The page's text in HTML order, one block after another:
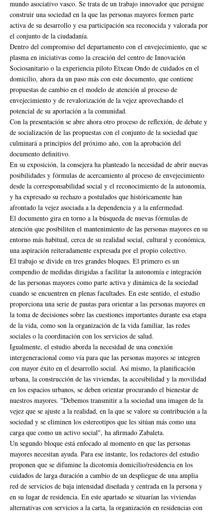
mundo asociativo vasco. Se trata de un trabajo innovador que persigue
construir una sociedad en la que las personas mayores formen parte
activa de su desarrollo y esa participación sea reconocida y valorada por
el conjunto de la ciudadanía.
Dentro del compromiso del departamento con el envejecimiento, que se
plasma en iniciativas como la creación del centro de Innovación
Sociosanitario o la experiencia piloto Etxean Ondo de cuidados en el
domicilio, ahora da un paso más con este documento, que contiene
propuestas de cambio en el modelo de atención al proceso de
envejecimiento y de revalorización de la vejez aprovechando el
potencial de su aportación a la comunidad.
Con la presentación se abre ahora otro proceso de reflexión, de debate y
de socialización de las propuestas con el conjunto de la sociedad que
culminará a principios del próximo año, con la aprobación del
documento definitivo.
En su exposición, la consejera ha planteado la necesidad de abrir nuevas
posibilidades y fórmulas de acercamiento al proceso de envejecimiento
desde la corresponsabilidad social y el reconocimiento de la autonomía,
y ha expresado su rechazo a postulados que históricamente han
afrontado la vejez asociada a la dependencia y a la enfermedad.
El documento gira en torno a la búsqueda de nuevas fórmulas de
atención que posibiliten el mantenimiento de las personas mayores en su
entorno más habitual, cerca de su realidad social, cultural y económica,
una aspiración reiteradamente expresada por el propio colectivo.
El trabajo se divide en tres grandes bloques. El primero es un
compendio de medidas dirigidas a facilitar la autonomía e integración
de las personas mayores como parte activa y dinámica de la sociedad
cuando se encuentren en plenas facultades. En este sentido, el estudio
proporciona una serie de pautas para orientar a las personas mayores en
la toma de decisiones sobre las cuestiones importantes durante esa etapa
de la vida, como son la organización de la vida familiar, las redes
sociales o la coordinación con los servicios de salud.
Igualmente, el estudio aborda la necesidad de una conexión
intergeneracional como vía para que las personas mayores se integren
con mayor éxito en el desarrollo social. Así mismo, la planificación
urbana, la construcción de las viviendas, la accesibilidad y la movilidad
en los espacios urbanos, se deben orientar procurando el bienestar de
nuestros mayores. "Debemos transmitir a la sociedad una imagen de la
vejez que se ajuste a la realidad, en la que se valore su contribución a la
sociedad y se eliminen los estereotipos que les sitúan más como una
carga que como un activo social", ha afirmado Zabaleta.
Un segundo bloque está enfocado al momento en que las personas
mayores necesitan ayuda. Para ese instante, los redactores del estudio
proponen que se difumine la dicotomía domicilio/residencia en los
cuidados de larga duración a cambio de un despliegue de una amplia
red de servicios de baja intensidad diseñada y centrada en la persona y
en su lugar de residencia. En este apartado se situarían las viviendas
alternativas con servicios a la carta, la organización en residencias con